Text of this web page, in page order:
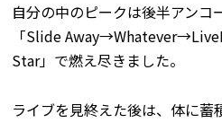
自分の中のピークは後半アンコ
「Slide
Star」で燃え尽きました。
ライブを見終えた後は、体に蓄